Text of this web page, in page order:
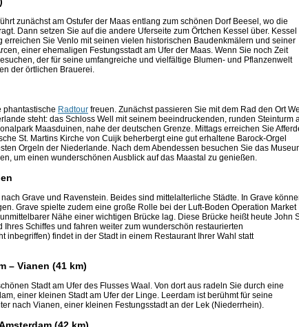
zunächst am Ostufer der Maas entlang zum schönen Dorf Beesel, wo die
Dann setzen Sie auf die andere Uferseite zum Örtchen Kessel über. Kessel
erreichen Sie Venlo mit seinen vielen historischen Baudenkmälern und seiner
einer ehemaligen Festungsstadt am Ufer der Maas. Wenn Sie noch Zeit
der für seine umfangreiche und vielfältige Blumen- und Pflanzenwelt
der örtlichen Brauerei.
phantastische Radtour freuen. Zunächst passieren Sie mit dem Rad den Ort
steht: das Schloss Well mit seinem beeindruckenden, runden Steinturm
Maasduinen, nahe der deutschen Grenze. Mittags erreichen Sie
St. Martins Kirche von Cuijk beherbergt eine gut erhaltene Barock-Orgel
Orgeln der Niederlande. Nach dem Abendessen besuchen Sie das
um einen wunderschönen Ausblick auf das Maastal zu genießen.
Grave und Ravenstein. Beides sind mittelalterliche Städte. In Grave
Grave spielte zudem eine große Rolle bei der Luft-Boden Operation Market
Nähe einer wichtigen Brücke lag. Diese Brücke heißt heute John
Schiffes und fahren weiter zum wunderschön restaurierten
inbegriffen) findet in der Stadt in einem Restaurant Ihrer Wahl statt
– Vianen (41 km)
Stadt am Ufer des Flusses Waal. Von dort aus radeln Sie durch eine
einer kleinen Stadt am Ufer der Linge. Leerdam ist berühmt für seine
nach Vianen, einer kleinen Festungsstadt an der Lek (Niederrhein).